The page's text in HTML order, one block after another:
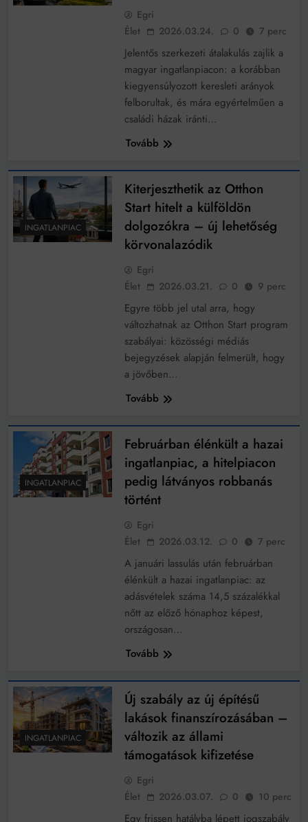
Egri
Élet
2026.03.24. 0 7 perc
Jelentős szerkezeti átalakulás zajlik a
magyar ingatlanpiacon: a korábban
kiegyensúlyozott keresleti arányok
felborultak, és mára egyértelműen a
családi házak iránti…
Tovább
INGATLANPIAC
Kiterjeszthetik az Otthon
Start hitelt a külföldön
dolgozókra – új lehetőség
körvonalazódik
Egri
Élet
2026.03.21. 0 9 perc
Egyre több jel utal arra, hogy
változhatnak az Otthon Start program
szabályai: közösségi médiás
bejegyzések alapján felmerült, hogy
a jövőben…
Tovább
INGATLANPIAC
Februárban élénkült a hazai
ingatlanpiac, a hitelpiacon
pedig látványos robbanás
történt
Egri
Élet
2026.03.12. 0 7 perc
A januári lassulás után februárban
élénkült a hazai ingatlanpiac: az
adásvételek száma 14,5 százalékkal
nőtt az előző hónaphoz képest,
országosan…
Tovább
INGATLANPIAC
Új szabály az új építésű
lakások finanszírozásában –
változik az állami
támogatások kifizetése
Egri
Élet
2026.03.07. 0 10 perc
Egy frissen hatályba lépett jogszabály